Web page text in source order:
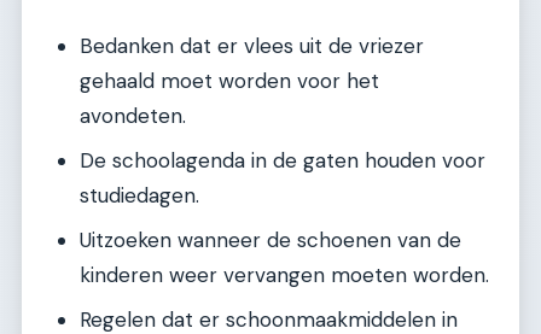
Bedanken dat er vlees uit de vriezer
gehaald moet worden voor het
avondeten.
De schoolagenda in de gaten houden voor
studiedagen.
Uitzoeken wanneer de schoenen van de
kinderen weer vervangen moeten worden.
Regelen dat er schoonmaakmiddelen in